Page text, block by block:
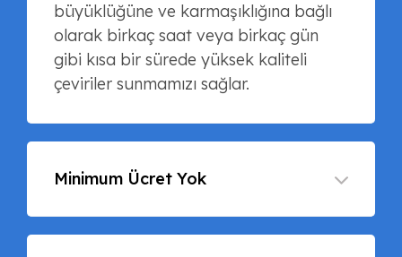
büyüklüğüne ve karmaşıklığına bağlı
olarak birkaç saat veya birkaç gün
gibi kısa bir sürede yüksek kaliteli
çeviriler sunmamızı sağlar.
Minimum Ücret Yok